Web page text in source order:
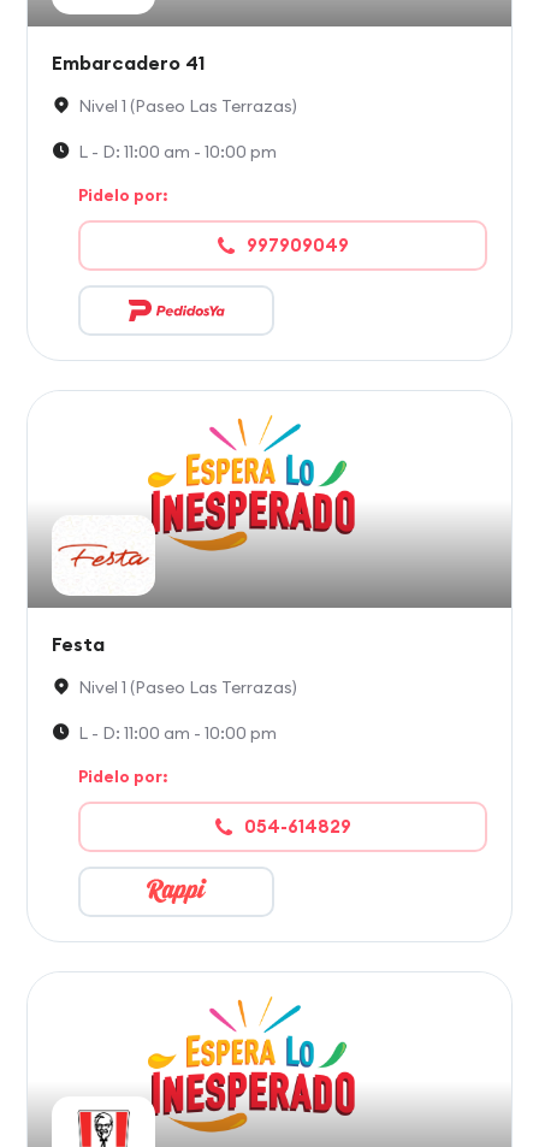
Embarcadero 41
Nivel 1 (Paseo Las Terrazas)
L - D: 11:00 am - 10:00 pm
Pidelo por:
997909049
Festa
Nivel 1 (Paseo Las Terrazas)
L - D: 11:00 am - 10:00 pm
Pidelo por:
054-614829